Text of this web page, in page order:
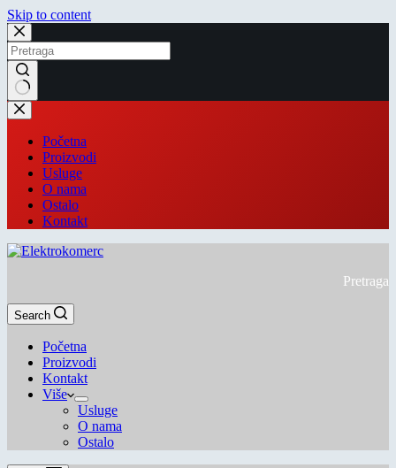
Skip to content
Početna
Proizvodi
Usluge
O nama
Ostalo
Kontakt
Pretraga
Search
Početna
Proizvodi
Kontakt
Više
Usluge
O nama
Ostalo